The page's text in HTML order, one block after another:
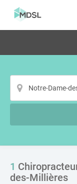
1
des-Millières